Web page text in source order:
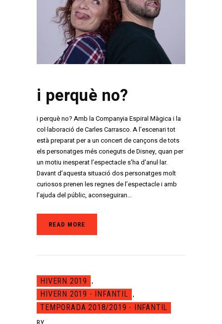
i perquè no?
i perquè no? Amb la Companyia Espiral Màgica i la
col·laboració de Carles Carrasco. A l’escenari tot
està preparat per a un concert de cançons de tots
els personatges més coneguts de Disney, quan per
un motiu inesperat l’espectacle s’ha d’anul·lar.
Davant d’aquesta situació dos personatges molt
curiosos prenen les regnes de l’espectacle i amb
l’ajuda del públic, aconseguiran…
READ MORE
HIVERN 2019 ,
HIVERN 2019 - INFANTIL ,
TEMPORADA 2018/2019 - INFANTIL